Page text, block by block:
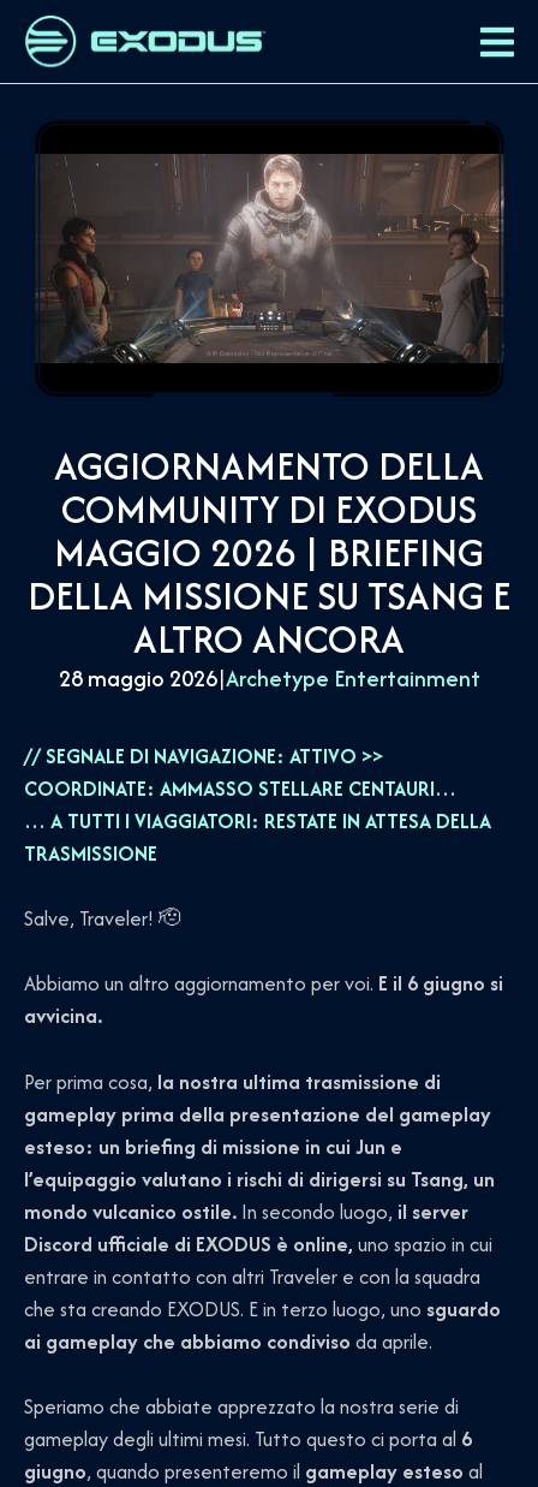
AGGIORNAMENTO DELLA
COMMUNITY DI EXODUS
MAGGIO 2026 | BRIEFING
DELLA MISSIONE SU TSANG E
ALTRO ANCORA
28 maggio 2026|Archetype Entertainment
// SEGNALE DI NAVIGAZIONE: ATTIVO >>
COORDINATE: AMMASSO STELLARE CENTAURI…
… A TUTTI I VIAGGIATORI: RESTATE IN ATTESA DELLA
TRASMISSIONE
Salve, Traveler! 🫡
Abbiamo un altro aggiornamento per voi. E il 6 giugno si
avvicina.
Per prima cosa, la nostra ultima trasmissione di
gameplay prima della presentazione del gameplay
esteso: un briefing di missione in cui Jun e
l’equipaggio valutano i rischi di dirigersi su Tsang, un
mondo vulcanico ostile. In secondo luogo, il server
Discord ufficiale di EXODUS è online, uno spazio in cui
entrare in contatto con altri Traveler e con la squadra
che sta creando EXODUS. E in terzo luogo, uno sguardo
ai gameplay che abbiamo condiviso da aprile.
Speriamo che abbiate apprezzato la nostra serie di
gameplay degli ultimi mesi. Tutto questo ci porta al 6
giugno, quando presenteremo il gameplay esteso al